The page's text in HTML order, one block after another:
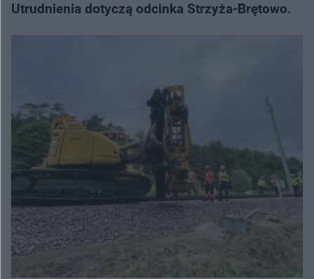
Utrudnienia dotyczą odcinka Strzyża-Brętowo.